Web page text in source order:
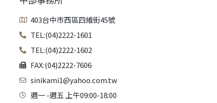
403台中市西區四維街45號
TEL:(04)2222-1601
TEL:(04)2222-1602
FAX:(04)2222-7606
sinikami1@yahoo.com.tw
週一 -週五 上午09:00-18:00